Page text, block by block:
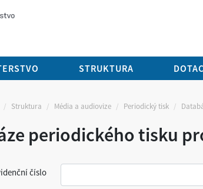
STRUKTURA
Struktura Média a audiovize Periodický tisk
periodického tisku
číslo